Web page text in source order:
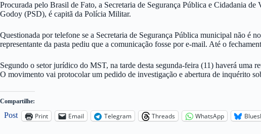
Procurada pelo Brasil de Fato, a Secretaria de Segurança Pública e Cidadania
Godoy (PSD), é capitã da Polícia Militar.
Questionada por telefone se a Secretaria de Segurança Pública municipal não é
representante da pasta pediu que a comunicação fosse por e-mail. Até o
Segundo o setor jurídico do MST, na tarde desta segunda-feira (11) haverá uma
O movimento vai protocolar um pedido de investigação e abertura de inquérito
Compartilhe:
Post Print Email Telegram Threads WhatsApp